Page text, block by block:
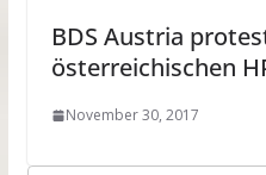
BDS Austria
österreichischen
November 30, 2017